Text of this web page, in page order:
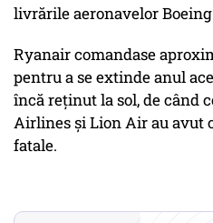
livrările aeronavelor Boeing
Ryanair comandase
pentru a se extinde anul
încă reţinut la sol, de când
Airlines și Lion Air au avut
fatale.